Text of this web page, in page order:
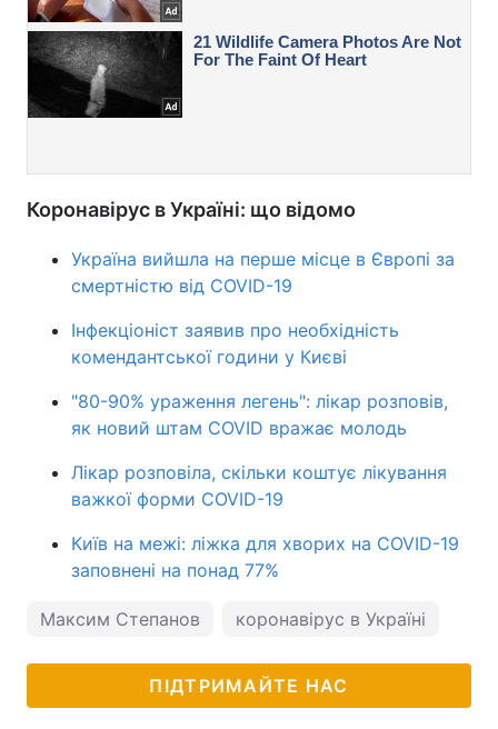
Коронавірус в Україні: що відомо
Україна вийшла на перше місце в Європі за
смертністю від COVID-19
Інфекціоніст заявив про необхідність
комендантської години у Києві
"80-90% ураження легень": лікар розповів,
як новий штам COVID вражає молодь
Лікар розповіла, скільки коштує лікування
важкої форми COVID-19
Київ на межі: ліжка для хворих на COVID-19
заповнені на понад 77%
Максим Степанов коронавірус в Україні
ПІДТРИМАЙТЕ НАС